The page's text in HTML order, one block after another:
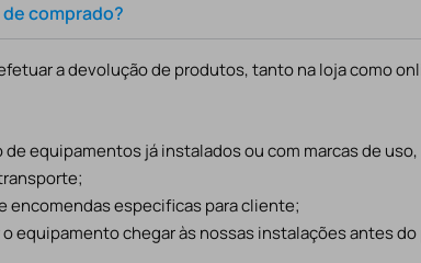
comprado?
a devolução de produtos, tanto na loja como
equipamentos já instalados ou com marcas de
encomendas especificas para cliente;
equipamento chegar às nossas instalações antes